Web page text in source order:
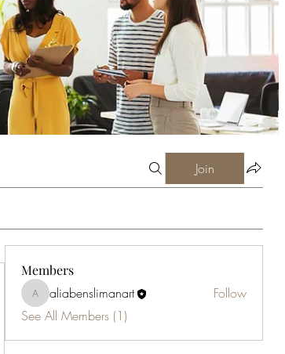
Join
Members
aliabenslimanart
aliabenslimanart
Follow
See All Members (1)